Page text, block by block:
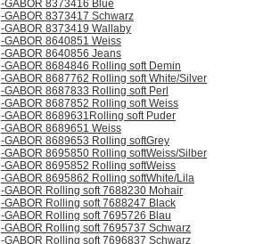
-GABOR 8373416 Blue
-GABOR 8373417 Schwarz
-GABOR 8373419 Wallaby
-GABOR 8640851 Weiss
-GABOR 8640856 Jeans
-GABOR 8684846 Rolling soft Demin
-GABOR 8687762 Rolling soft White/Silver
-GABOR 8687833 Rolling soft Perl
-GABOR 8687852 Rolling soft Weiss
-GABOR 8689631Rolling soft Puder
-GABOR 8689651 Weiss
-GABOR 8689653 Rolling softGrey
-GABOR 8695850 Rolling softWeiss/Silber
-GABOR 8695852 Rolling softWeiss
-GABOR 8695862 Rolling softWhite/Lila
-GABOR Rolling soft 7688230 Mohair
-GABOR Rolling soft 7688247 Black
-GABOR Rolling soft 7695726 Blau
-GABOR Rolling soft 7695737 Schwarz
-GABOR Rolling soft 7696837 Schwarz